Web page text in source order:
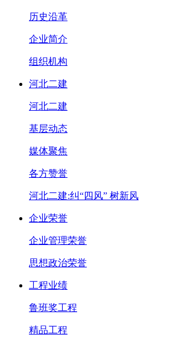
历史沿革
企业简介
组织机构
河北二建
河北二建
基层动态
媒体聚焦
各方赞誉
河北二建:纠“四风” 树新风
企业荣誉
企业管理荣誉
思想政治荣誉
工程业绩
鲁班奖工程
精品工程